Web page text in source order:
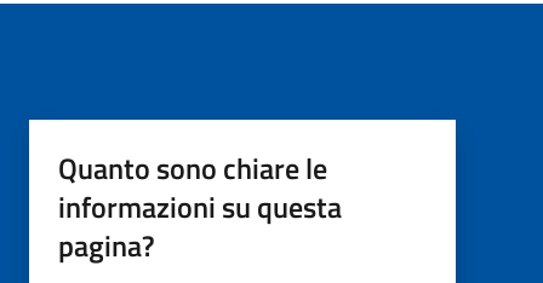
Quanto sono chiare le
informazioni su questa
pagina?